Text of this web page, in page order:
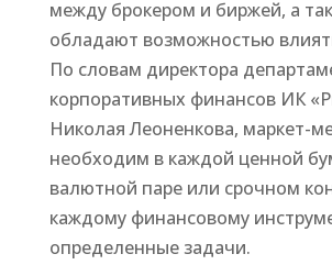
между брокером и биржей, а
обладают возможностью
По словам директора
корпоративных финансов ИК
Николая Леоненкова, маркет-
необходим в каждой ценной
валютной паре или срочном
каждому финансовому
определенные задачи.